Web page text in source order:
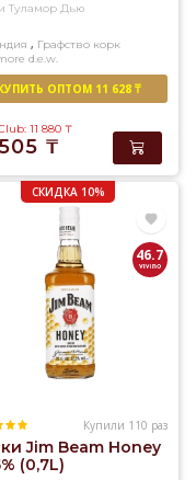
Туламор Дью
, Графство корк
d.e.w.
ОПТОМ 11 628 ₸
11 880 ₸
₸
СКИДКА 10%
46.7
Купили 110 раз
Jim Beam Honey
(0,7L)